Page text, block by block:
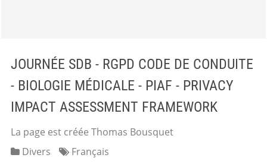
JOURNÉE SDB - RGPD CODE DE CONDUITE
- BIOLOGIE MÉDICALE - PIAF - PRIVACY
IMPACT ASSESSMENT FRAMEWORK
La page est créée Thomas Bousquet
Divers
Français